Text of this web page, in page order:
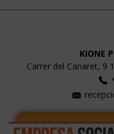
KIONE
Carrer del Canaret, 9